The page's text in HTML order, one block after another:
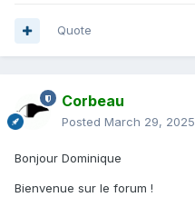
Quote
Corbeau
Posted March 29, 2025
Bonjour Dominique
Bienvenue sur le forum !